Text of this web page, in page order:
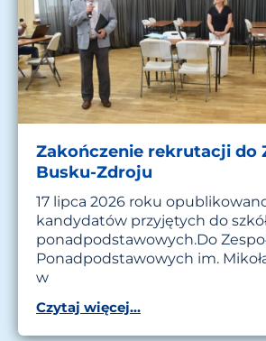
Zakończenie rekrutacji do
Busku-Zdroju
17 lipca 2026 roku
kandydatów przyjętych do
ponadpodstawowych.Do
Ponadpodstawowych im.
w
Czytaj więcej...